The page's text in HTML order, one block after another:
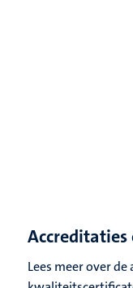
Lees meer over